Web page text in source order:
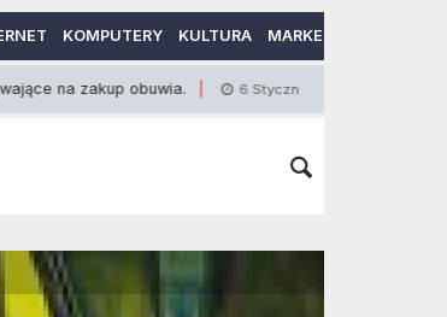
KOMPUTERY KULTURA MARKETING
obuwia. 6 Stycznia 2013 Profesjonalna fotografia